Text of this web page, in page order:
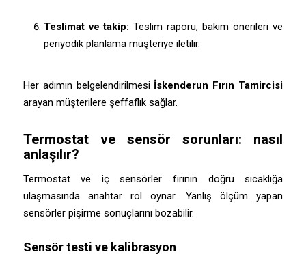
Teslimat ve takip: Teslim raporu, bakım önerileri ve
periyodik planlama müşteriye iletilir.
Her adımın belgelendirilmesi İskenderun Fırın Tamircisi
arayan müşterilere şeffaflık sağlar.
Termostat ve sensör sorunları: nasıl
anlaşılır?
Termostat ve iç sensörler fırının doğru sıcaklığa
ulaşmasında anahtar rol oynar. Yanlış ölçüm yapan
sensörler pişirme sonuçlarını bozabilir.
Sensör testi ve kalibrasyon